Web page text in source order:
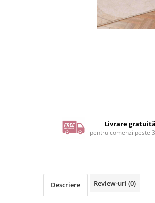
Livrare gratuită
pentru comenzi peste
Descriere Review-uri (0)